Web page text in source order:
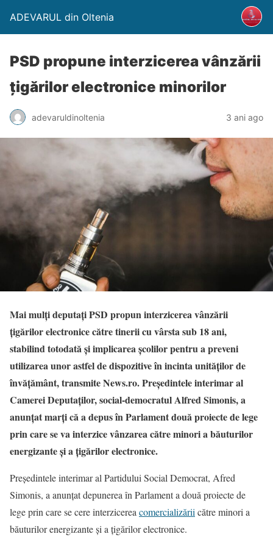
ADEVARUL din Oltenia
PSD propune interzicerea vânzării
ţigărilor electronice minorilor
adevaruldinoltenia 3 ani ago
Mai mulţi deputaţi PSD propun interzicerea vânzării
ţigărilor electronice către tinerii cu vârsta sub 18 ani,
stabilind totodată şi implicarea şcolilor pentru a preveni
utilizarea unor astfel de dispozitive în incinta unităţilor de
învăţământ, transmite News.ro. Preşedintele interimar al
Camerei Deputaţilor, social-democratul Alfred Simonis, a
anunţat marţi că a depus în Parlament două proiecte de lege
prin care se va interzice vânzarea către minori a băuturilor
energizante şi a ţigărilor electronice.
Președintele interimar al Partidului Social Democrat, Afred
Simonis, a anunțat depunerea în Parlament a două proiecte de
lege prin care se cere interzicereacomercializăriicătre minori a
băuturilor energizante și a țigărilor electronice.